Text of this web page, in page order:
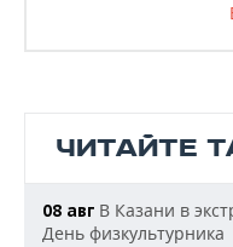
ЧИТАЙТЕ
08 авг В Казани в
День физкультурника